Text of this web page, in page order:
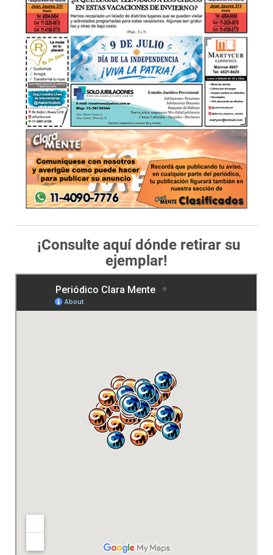
¡Consulte aquí dónde retirar su
ejemplar!